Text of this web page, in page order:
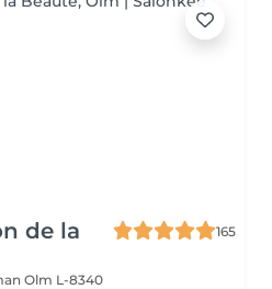
de la
165
Olm L-8340